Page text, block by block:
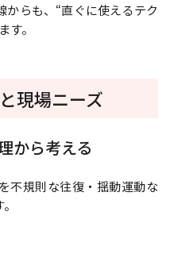
らも、“直ぐに使えるテク
す。
現場ニーズ
から考える
不規則な往復・揺動運動な